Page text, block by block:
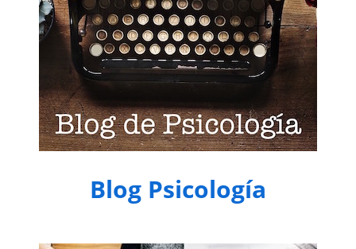
Blog Psicología